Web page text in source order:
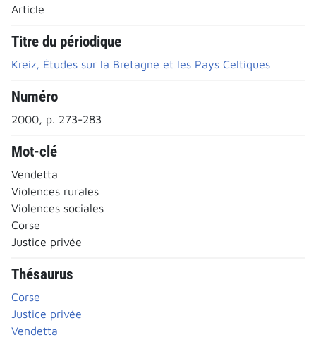
Article
Titre du périodique
Kreiz, Études sur la Bretagne et les Pays Celtiques
Numéro
2000, p. 273-283
Mot-clé
Vendetta
Violences rurales
Violences sociales
Corse
Justice privée
Thésaurus
Corse
Justice privée
Vendetta